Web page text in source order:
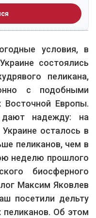
условия, в
состоялись
пеликана,
с подобными
Восточной Европы.
дают надежду: на
осталось в
пеликанов, чем в
неделю прошлого
биосферного
Максим Яковлев
посетили дельту
пеликанов. Об этом